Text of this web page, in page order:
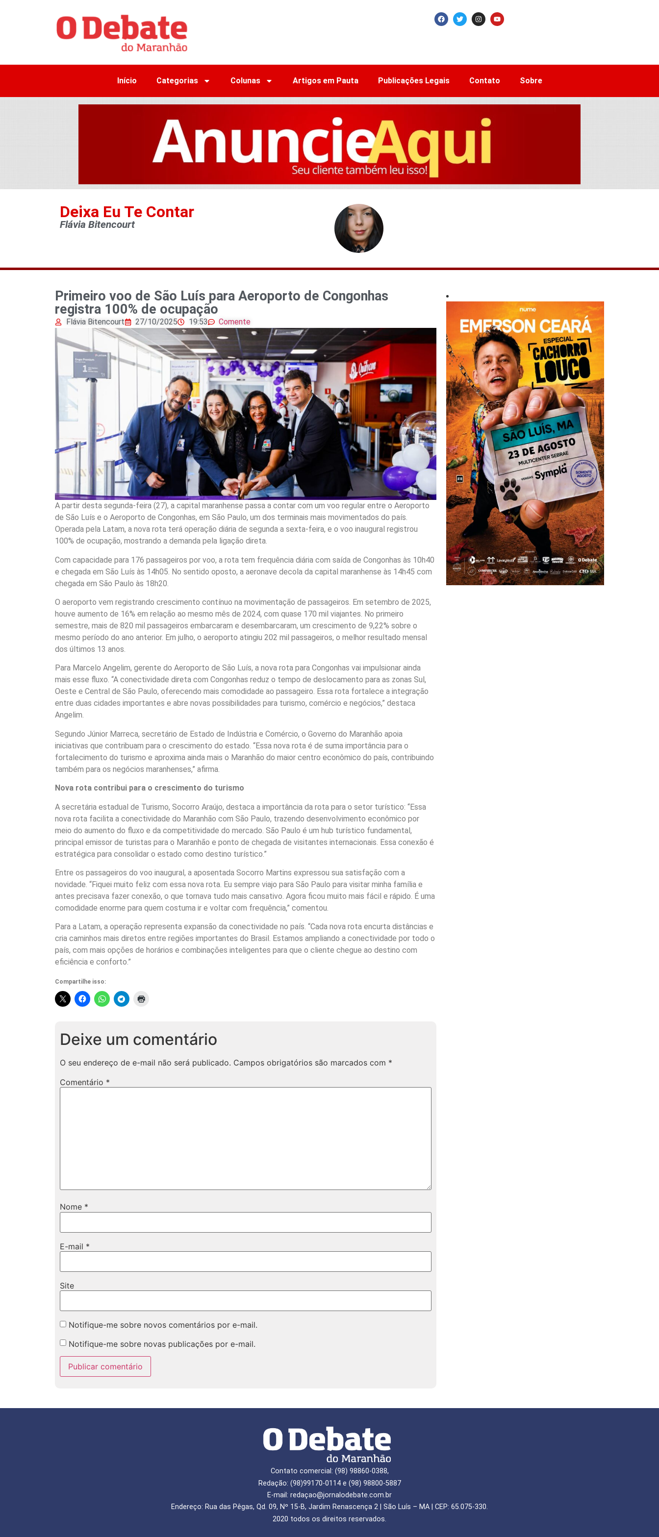
Início Categorias Colunas Artigos em Pauta Publicações Legais Contato Sobre
Deixa Eu Te Contar
Flávia Bitencourt
Primeiro voo de São Luís para Aeroporto de Congonhas
registra 100% de ocupação
Flávia Bitencourt 27/10/2025 19:53 Comente
A partir desta segunda-feira (27), a capital maranhense passa a contar com um voo regular entre o Aeroporto
de São Luís e o Aeroporto de Congonhas, em São Paulo, um dos terminais mais movimentados do país.
Operada pela Latam, a nova rota terá operação diária de segunda a sexta-feira, e o voo inaugural registrou
100% de ocupação, mostrando a demanda pela ligação direta.
Com capacidade para 176 passageiros por voo, a rota tem frequência diária com saída de Congonhas às 10h40
e chegada em São Luís às 14h05. No sentido oposto, a aeronave decola da capital maranhense às 14h45 com
chegada em São Paulo às 18h20.
O aeroporto vem registrando crescimento contínuo na movimentação de passageiros. Em setembro de 2025,
houve aumento de 16% em relação ao mesmo mês de 2024, com quase 170 mil viajantes. No primeiro
semestre, mais de 820 mil passageiros embarcaram e desembarcaram, um crescimento de 9,22% sobre o
mesmo período do ano anterior. Em julho, o aeroporto atingiu 202 mil passageiros, o melhor resultado mensal
dos últimos 13 anos.
Para Marcelo Angelim, gerente do Aeroporto de São Luís, a nova rota para Congonhas vai impulsionar ainda
mais esse fluxo. “A conectividade direta com Congonhas reduz o tempo de deslocamento para as zonas Sul,
Oeste e Central de São Paulo, oferecendo mais comodidade ao passageiro. Essa rota fortalece a integração
entre duas cidades importantes e abre novas possibilidades para turismo, comércio e negócios,” destaca
Angelim.
Segundo Júnior Marreca, secretário de Estado de Indústria e Comércio, o Governo do Maranhão apoia
iniciativas que contribuam para o crescimento do estado. “Essa nova rota é de suma importância para o
fortalecimento do turismo e aproxima ainda mais o Maranhão do maior centro econômico do país, contribuindo
também para os negócios maranhenses,” afirma.
Nova rota contribui para o crescimento do turismo
A secretária estadual de Turismo, Socorro Araújo, destaca a importância da rota para o setor turístico: “Essa
nova rota facilita a conectividade do Maranhão com São Paulo, trazendo desenvolvimento econômico por
meio do aumento do fluxo e da competitividade do mercado. São Paulo é um hub turístico fundamental,
principal emissor de turistas para o Maranhão e ponto de chegada de visitantes internacionais. Essa conexão é
estratégica para consolidar o estado como destino turístico.”
Entre os passageiros do voo inaugural, a aposentada Socorro Martins expressou sua satisfação com a
novidade. “Fiquei muito feliz com essa nova rota. Eu sempre viajo para São Paulo para visitar minha família e
antes precisava fazer conexão, o que tornava tudo mais cansativo. Agora ficou muito mais fácil e rápido. É uma
comodidade enorme para quem costuma ir e voltar com frequência,” comentou.
Para a Latam, a operação representa expansão da conectividade no país. “Cada nova rota encurta distâncias e
cria caminhos mais diretos entre regiões importantes do Brasil. Estamos ampliando a conectividade por todo o
país, com mais opções de horários e combinações inteligentes para que o cliente chegue ao destino com
eficiência e conforto.”
Compartilhe isso:
Deixe um comentário
O seu endereço de e-mail não será publicado. Campos obrigatórios são marcados com *
Comentário *
Nome *
E-mail *
Site
Notifique-me sobre novos comentários por e-mail.
Notifique-me sobre novas publicações por e-mail.
Contato comercial: (98) 98860-0388,
Redação: (98)99170-0114 e (98) 98800-5887
E-mail: redaçao@jornalodebate.com.br
Endereço: Rua das Pêgas, Qd. 09, Nº 15-B, Jardim Renascença 2 | São Luís – MA | CEP: 65.075-330.
2020 todos os direitos reservados.